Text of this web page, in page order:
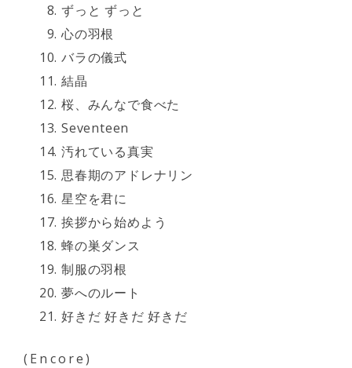
ずっと ずっと
心の羽根
バラの儀式
結晶
桜、みんなで食べた
Seventeen
汚れている真実
思春期のアドレナリン
星空を君に
挨拶から始めよう
蜂の巣ダンス
制服の羽根
夢へのルート
好きだ 好きだ 好きだ
(Encore)